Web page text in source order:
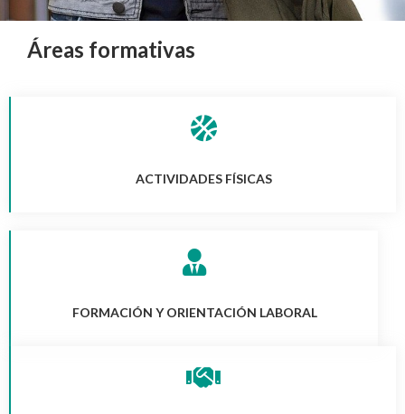
Áreas formativas
ACTIVIDADES FÍSICAS
FORMACIÓN Y ORIENTACIÓN LABORAL